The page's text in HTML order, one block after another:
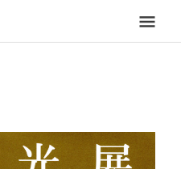
メ
メ